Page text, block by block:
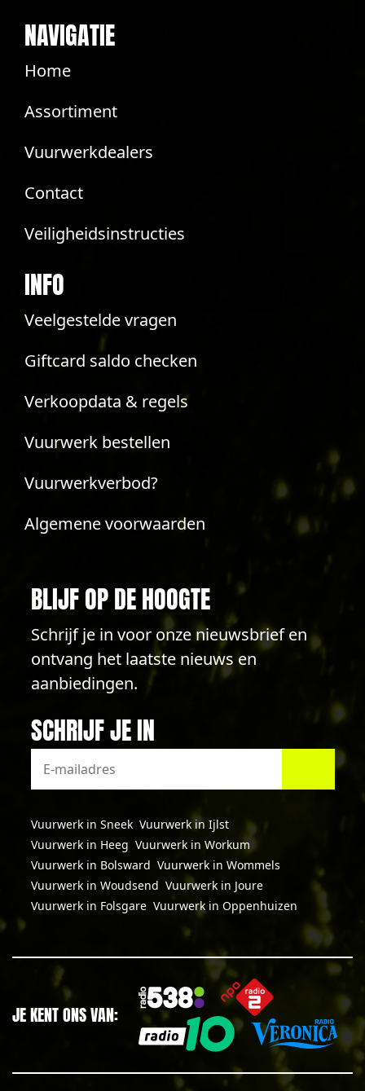
NAVIGATIE
Home
Assortiment
Vuurwerkdealers
Contact
Veiligheidsinstructies
INFO
Veelgestelde vragen
Giftcard saldo checken
Verkoopdata & regels
Vuurwerk bestellen
Vuurwerkverbod?
Algemene voorwaarden
BLIJF OP DE HOOGTE
Schrijf je in voor onze nieuwsbrief en
ontvang het laatste nieuws en
aanbiedingen.
SCHRIJF JE IN
Vuurwerk in Sneek Vuurwerk in Ijlst
Vuurwerk in Heeg Vuurwerk in Workum
Vuurwerk in Bolsward Vuurwerk in Wommels
Vuurwerk in Woudsend Vuurwerk in Joure
Vuurwerk in Folsgare Vuurwerk in Oppenhuizen
JE KENT ONS VAN: